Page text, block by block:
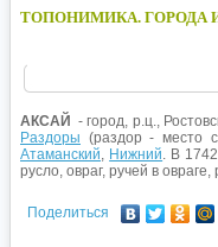
ТОПОНИМИКА. ГОРОДА
АКСАЙ - город, р.ц.,
Раздоры (раздор - место
Атаманский, Нижний. В 1742
русло, овраг, ручей в
Поделиться